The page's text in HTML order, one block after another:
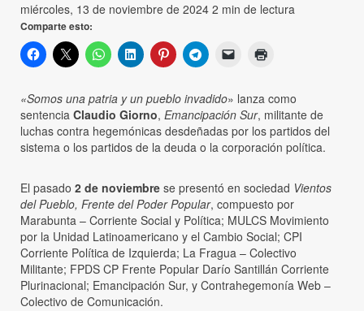
miércoles, 13 de noviembre de 2024 2 min de lectura
Comparte esto:
«Somos una patria y un pueblo invadido» lanza como
sentencia Claudio Giorno, Emancipación Sur, militante de
luchas contra hegemónicas desdeñadas por los partidos del
sistema o los partidos de la deuda o la corporación política.
El pasado 2 de noviembre se presentó en sociedad Vientos
del Pueblo, Frente del Poder Popular, compuesto por
Marabunta – Corriente Social y Política; MULCS Movimiento
por la Unidad Latinoamericano y el Cambio Social; CPI
Corriente Política de Izquierda; La Fragua – Colectivo
Militante; FPDS CP Frente Popular Darío Santillán Corriente
Plurinacional; Emancipación Sur, y Contrahegemonía Web –
Colectivo de Comunicación.